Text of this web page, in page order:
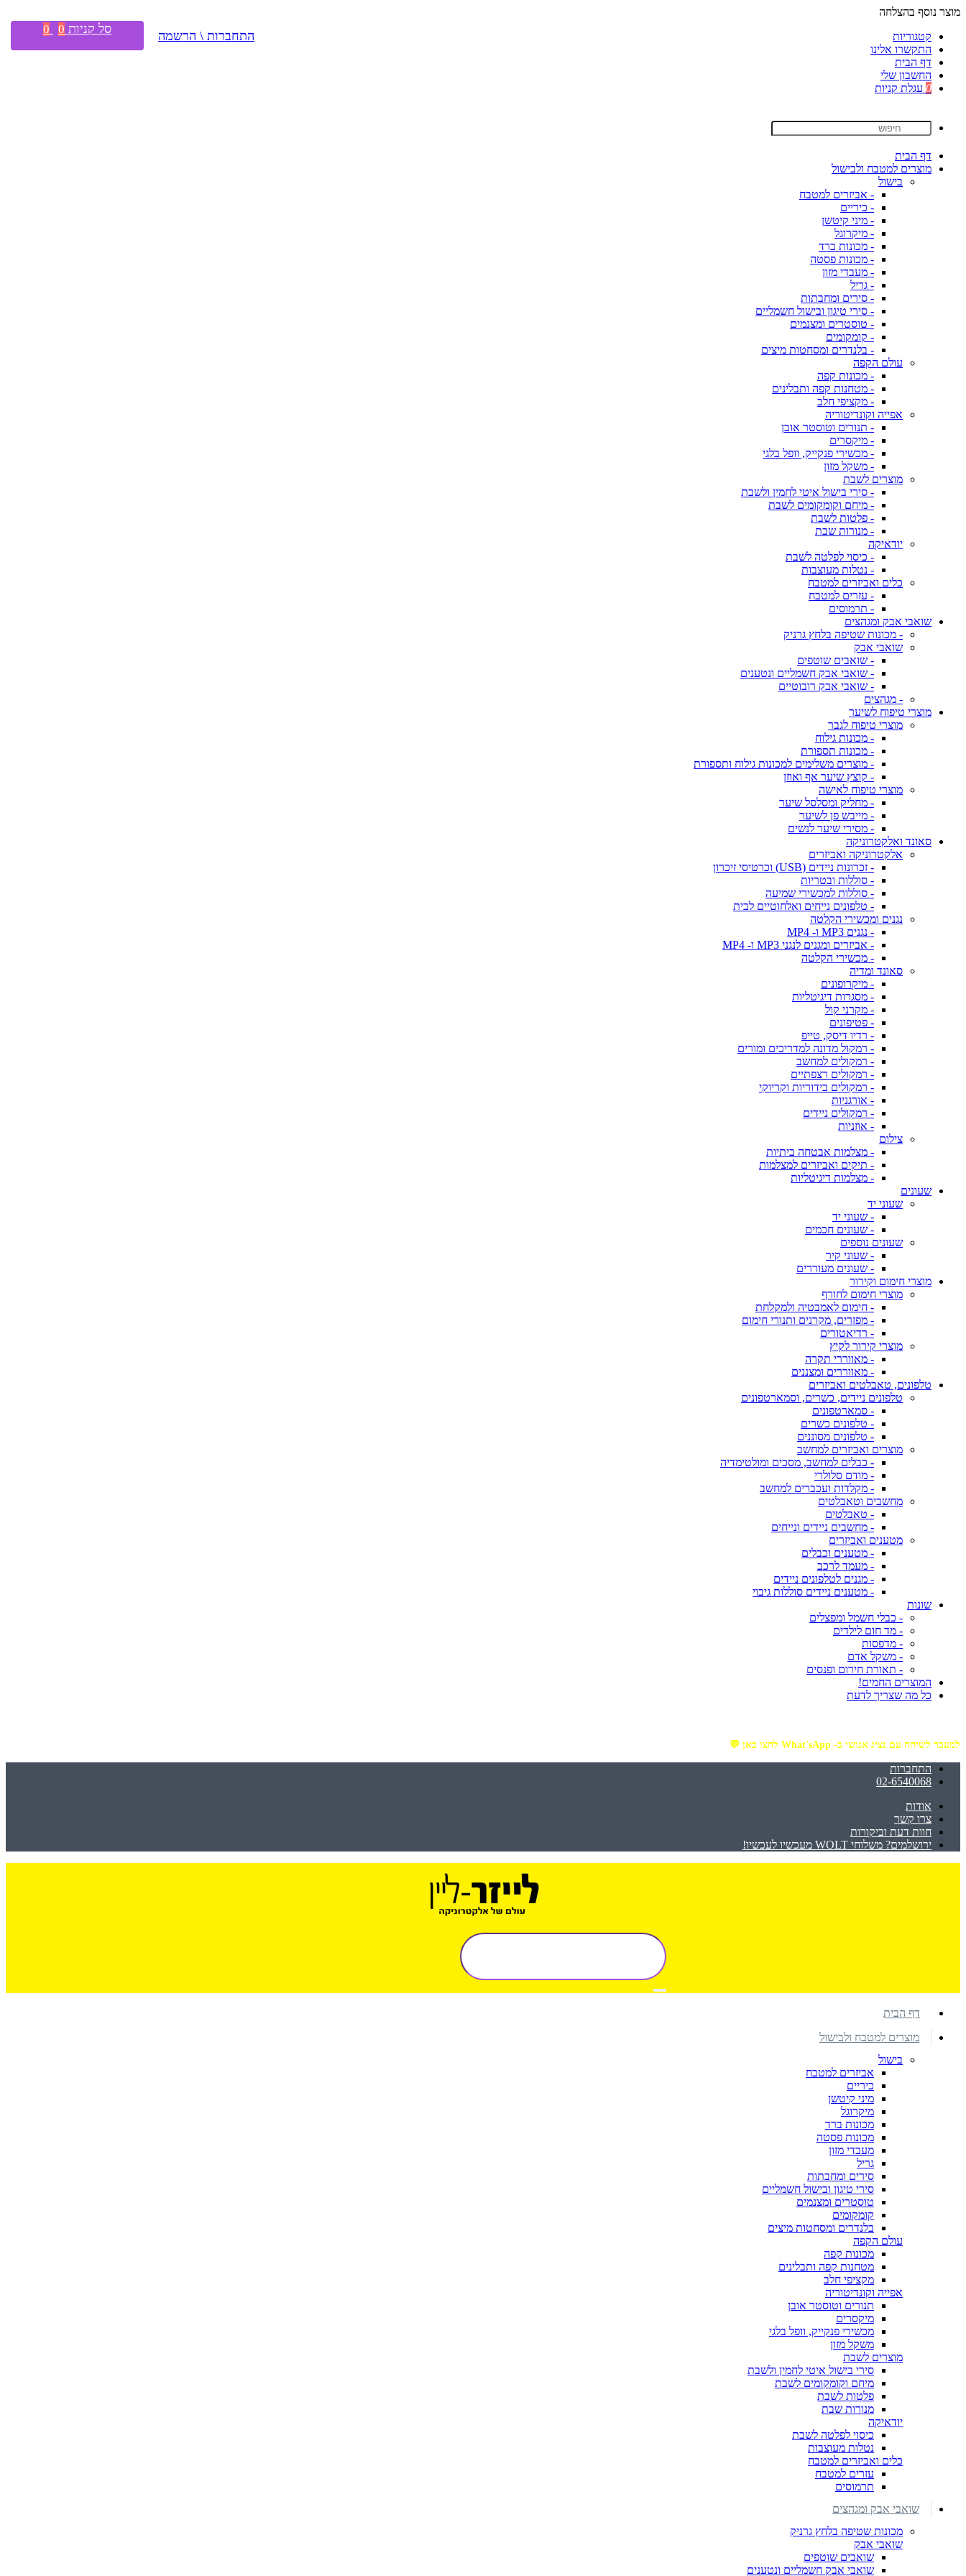
מוצר נוסף בהצלחה
קטגוריות
התקשרו אלינו
דף הבית
החשבון שלי
0 עגלת קניות
דף הבית
מוצרים למטבח ולבישול
בישול
- אביזרים למטבח
- כיריים
- מיני קיטשן
- מיקרוגל
- מכונות ברד
- מכונות פסטה
- מעבדי מזון
- גריל
- סירים ומחבתות
- סירי טיגון ובישול חשמליים
- טוסטרים ומצנמים
- קומקומים
- בלנדרים ומסחטות מיצים
עולם הקפה
- מכונות קפה
- מטחנות קפה ותבלינים
- מקציפי חלב
אפייה וקונדיטוריה
- תנורים וטוסטר אובן
- מיקסרים
- מכשירי פנקייק, וופל בלגי
- משקל מזון
מוצרים לשבת
- סירי בישול איטי לחמין ולשבת
- מיחם וקומקומים לשבת
- פלטות לשבת
- מנורות שבת
יודאיקה
- כיסוי לפלטה לשבת
- נטלות מעוצבות
כלים ואביזרים למטבח
- עזרים למטבח
- תרמוסים
שואבי אבק ומגהצים
- מכונות שטיפה בלחץ גרניק
שואבי אבק
- שואבים שוטפים
- שואבי אבק חשמליים ונטענים
- שואבי אבק רובוטיים
- מגהצים
מוצרי טיפוח לשיער
מוצרי טיפוח לגבר
- מכונות גילוח
- מכונות תספורת
- מוצרים משלימים למכונות גילוח ותספורת
- קוצץ שיער אף ואוזן
מוצרי טיפוח לאישה
- מחליק ומסלסל שיער
- מייבש פן לשיער
- מסירי שיער לנשים
סאונד ואלקטרוניקה
אלקטרוניקה ואביזרים
- זכרונות ניידים (USB) וכרטיסי זיכרון
- סוללות ובטריות
- סוללות למכשירי שמיעה
- טלפונים נייחים ואלחוטיים לבית
נגנים ומכשירי הקלטה
- נגנים MP3 ו- MP4
- אביזרים ומגנים לנגני MP3 ו- MP4
- מכשירי הקלטה
סאונד ומדיה
- מיקרופונים
- מסגרות דיגיטליות
- מקרני קול
- פטיפונים
- רדיו דיסק, טייפ
- רמקול מדונה למדריכים ומורים
- רמקולים למחשב
- רמקולים רצפתיים
- רמקולים בידוריות וקריוקי
- אורגניות
- רמקולים ניידים
- אוזניות
צילום
- מצלמות אבטחה ביתיות
- תיקים ואביזרים למצלמות
- מצלמות דיגיטליות
שעונים
שעוני יד
- שעוני יד
- שעונים חכמים
שעונים נוספים
- שעוני קיר
- שעונים מעוררים
מוצרי חימום וקירור
מוצרי חימום לחורף
- חימום לאמבטיה ולמקלחת
- מפזרים, מקרנים ותנורי חימום
- רדיאטורים
מוצרי קירור לקיץ
- מאווררי תקרה
- מאווררים ומצננים
טלפונים, טאבלטים ואביזרים
טלפונים ניידים, כשרים, וסמארטפונים
- סמארטפונים
- טלפונים כשרים
- טלפונים מסוננים
מוצרים ואביזרים למחשב
- כבלים למחשב, מסכים ומולטימדיה
- מודם סלולרי
- מקלדות ועכברים למחשב
מחשבים וטאבלטים
- טאבלטים
- מחשבים ניידים ונייחים
מטענים ואביזרים
- מטענים וכבלים
- מעמד לרכב
- מגנים לטלפונים ניידים
- מטענים ניידים סוללות גיבוי
שונות
- כבלי חשמל ומפצלים
- מד חום לילדים
- מדפסות
- משקל אדם
- תאורת חירום ופנסים
המוצרים החמים!
כל מה שצריך לדעת
למעבר לשיחה עם נציג אנושי ב- What'sApp לחצו כאן 💬
התחברות
02-6540068
אודות
צרו קשר
חוות דעת וביקורות
ירושלמים? משלוחי WOLT מעכשיו לעכשיו!
התחברות \ הרשמה סל קניות 0
0
דף הבית
מוצרים למטבח ולבישול
בישול
אביזרים למטבח
כיריים
מיני קיטשן
מיקרוגל
מכונות ברד
מכונות פסטה
מעבדי מזון
גריל
סירים ומחבתות
סירי טיגון ובישול חשמליים
טוסטרים ומצנמים
קומקומים
בלנדרים ומסחטות מיצים
עולם הקפה
מכונות קפה
מטחנות קפה ותבלינים
מקציפי חלב
אפייה וקונדיטוריה
תנורים וטוסטר אובן
מיקסרים
מכשירי פנקייק, וופל בלגי
משקל מזון
מוצרים לשבת
סירי בישול איטי לחמין ולשבת
מיחם וקומקומים לשבת
פלטות לשבת
מנורות שבת
יודאיקה
כיסוי לפלטה לשבת
נטלות מעוצבות
כלים ואביזרים למטבח
עזרים למטבח
תרמוסים
שואבי אבק ומגהצים
מכונות שטיפה בלחץ גרניק
שואבי אבק
שואבים שוטפים
שואבי אבק חשמליים ונטענים